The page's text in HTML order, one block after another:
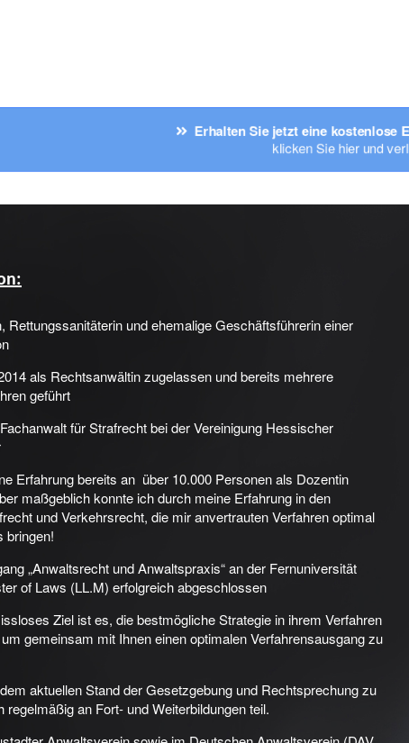
Erhalten Sie jetzt eine kostenlose
klicken Sie hier und
Rettungssanitäterin und ehemalige Geschäftsführerin einer
als Rechtsanwältin zugelassen und bereits mehrere
geführt
für Strafrecht bei der Vereinigung Hessischer
Erfahrung bereits an über 10.000 Personen als Dozentin
maßgeblich konnte ich durch meine Erfahrung in den
und Verkehrsrecht, die mir anvertrauten Verfahren optimal
bringen!
„Anwaltsrecht und Anwaltspraxis“ an der Fernuniversität
of Laws (LL.M) erfolgreich abgeschlossen
Ziel ist es, die bestmögliche Strategie in ihrem Verfahren
gemeinsam mit Ihnen einen optimalen Verfahrensausgang zu
aktuellen Stand der Gesetzgebung und Rechtsprechung zu
regelmäßig an Fort- und Weiterbildungen teil.